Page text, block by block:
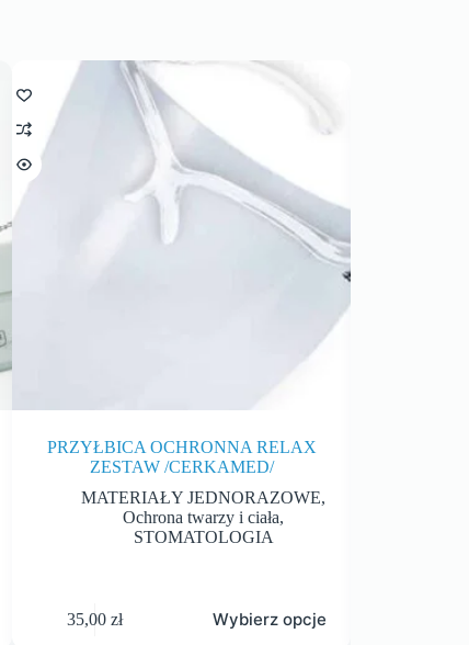
PRZYŁBICA OCHRONNA RELAX
ZESTAW /CERKAMED/
MATERIAŁY JEDNORAZOWE,
Ochrona twarzy i ciała,
STOMATOLOGIA
35,00 zł Wybierz opcje